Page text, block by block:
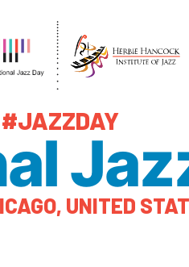
#JAZZDAY
UNITED